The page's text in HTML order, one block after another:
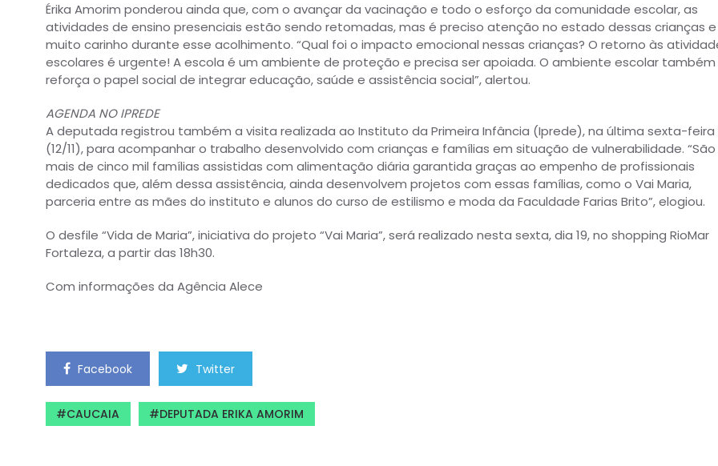
Érika Amorim ponderou ainda que, com o avançar da vacinação e todo o esforço da comunidade escolar, as
atividades de ensino presenciais estão sendo retomadas, mas é preciso atenção no estado dessas crianças e
muito carinho durante esse acolhimento. “Qual foi o impacto emocional nessas crianças? O retorno às
escolares é urgente! A escola é um ambiente de proteção e precisa ser apoiada. O ambiente escolar também
reforça o papel social de integrar educação, saúde e assistência social”, alertou.
AGENDA NO IPREDE
A deputada registrou também a visita realizada ao Instituto da Primeira Infância (Iprede), na última sexta-feira
(12/11), para acompanhar o trabalho desenvolvido com crianças e famílias em situação de vulnerabilidade. “São
mais de cinco mil famílias assistidas com alimentação diária garantida graças ao empenho de profissionais
dedicados que, além dessa assistência, ainda desenvolvem projetos com essas famílias, como o Vai Maria,
parceria entre as mães do instituto e alunos do curso de estilismo e moda da Faculdade Farias Brito”, elogiou.
O desfile “Vida de Maria”, iniciativa do projeto “Vai Maria”, será realizado nesta sexta, dia 19, no shopping RioMar
Fortaleza, a partir das 18h30.
Com informações da Agência Alece
Facebook Twitter
CAUCAIA DEPUTADA ERIKA AMORIM